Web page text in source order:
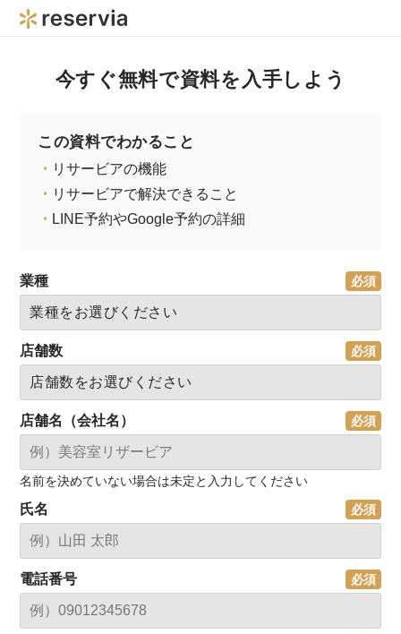
今すぐ無料で資料を入手しよう
この資料でわかること
・ リサービアの機能
・ リサービアで解決できること
・ LINE予約やGoogle予約の詳細
業種
店舗数
店舗名（会社名）
名前を決めていない場合は未定と入力してください
氏名
電話番号